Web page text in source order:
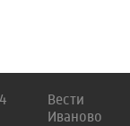
Вести
Иваново